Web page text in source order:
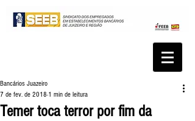
Temer toca terror por fim da
Bancários Juazeiro
7 de fev. de 2018 1 min de leitura